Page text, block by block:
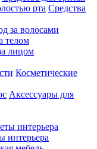
Средства
за волосами
телом
лицом
Косметические
Аксессуары для
интерьера